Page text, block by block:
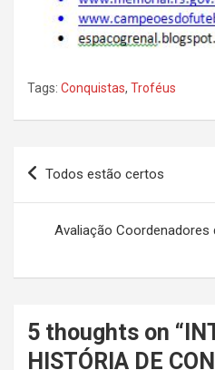
Tags: Conquistas, Troféus
Navegação
de
Todos estão certos
Avaliação
5 thoughts on “
HISTÓRIA DE